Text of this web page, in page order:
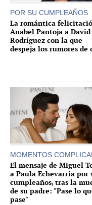
POR SU CUMPLEAÑOS
La romántica
Anabel Pantoja a David
Rodríguez con la que
despeja los rumores de
MOMENTOS
El mensaje de Miguel
a Paula Echevarría por
cumpleaños, tras la
de su padre: "Pase lo
pase"